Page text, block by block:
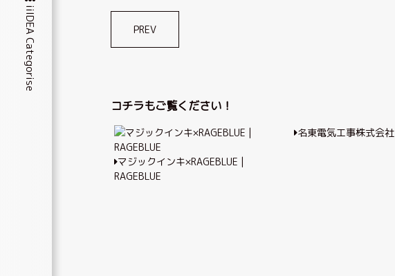
iiIDEA Categorise
稿
ー
シ
ョ
PREV
コチラもご覧ください！
マジックインキ×RAGEBLUE |
RAGEBLUE
名東電気工事株式会社